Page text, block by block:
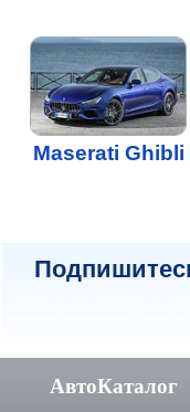
Maserati Ghibli
АвтоКаталог